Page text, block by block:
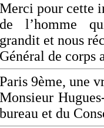
Merci pour cette
de l’homme
grandit et nous
Général de corps
Paris 9ème, une
Monsieur
bureau et du